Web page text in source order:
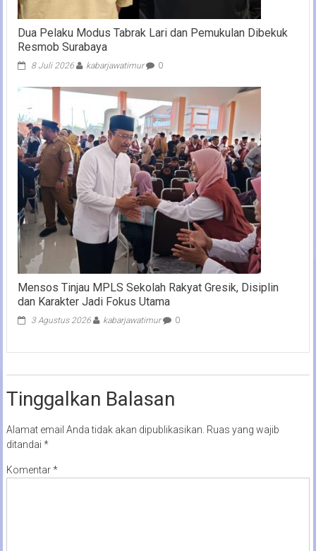
Dua Pelaku Modus Tabrak Lari dan Pemukulan Dibekuk
Resmob Surabaya
8 Juli 2026 kabarjawatimur 0
Mensos Tinjau MPLS Sekolah Rakyat Gresik, Disiplin
dan Karakter Jadi Fokus Utama
3 Agustus 2026 kabarjawatimur 0
Tinggalkan Balasan
Alamat email Anda tidak akan dipublikasikan. Ruas yang wajib
ditandai *
Komentar*